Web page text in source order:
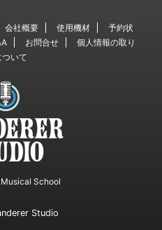
会社概要 使用機材
予約状
お問合せ
個人情報の取り
いて
School
Studio